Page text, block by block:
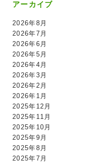
アーカイブ
2026年8月
2026年7月
2026年6月
2026年5月
2026年4月
2026年3月
2026年2月
2026年1月
2025年12月
2025年11月
2025年10月
2025年9月
2025年8月
2025年7月